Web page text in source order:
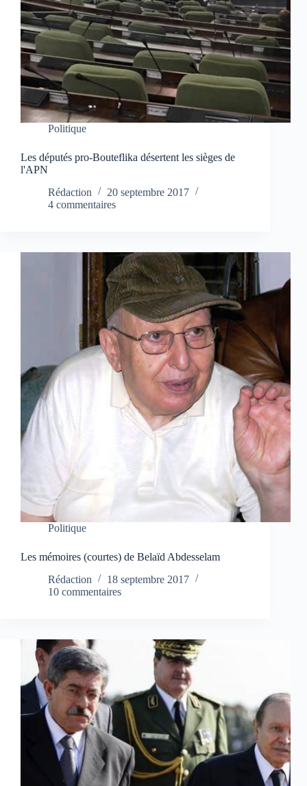
Politique
Les députés pro-Bouteflika désertent les sièges de
l'APN
Rédaction
20 septembre 2017
4 commentaires
Politique
Les mémoires (courtes) de Belaïd Abdesselam
Rédaction
18 septembre 2017
10 commentaires